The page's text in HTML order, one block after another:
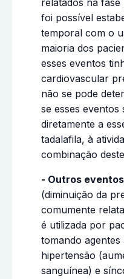
foi possível
temporal com o
maioria dos
esses eventos
cardiovascular
não se pode
se esses eventos
diretamente a
tadalafila, à
combinação
- Outros
(diminuição da
comumente
é utilizada por
tomando
hipertensão
sanguínea) e